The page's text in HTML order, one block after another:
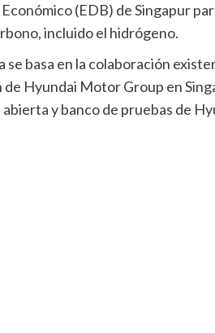
(EDB) de Singapur
incluido el hidrógeno.
se basa en la colaboración
de Hyundai Motor Group en
y banco de pruebas de